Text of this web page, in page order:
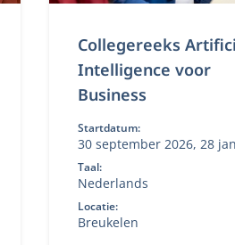
Collegereeks
Intelligence voor
Business
Startdatum:
30 september 2026, 28
2027, 12 mei 2027
Taal:
Nederlands
Locatie:
Breukelen